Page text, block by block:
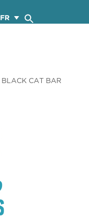
FR
BLACK CAT BAR